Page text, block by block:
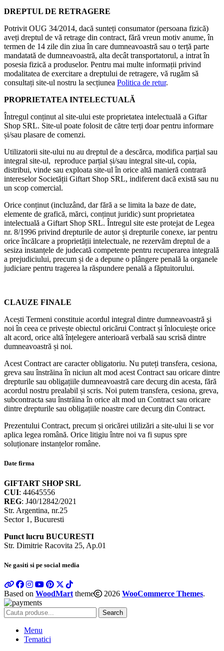
DREPTUL DE RETRAGERE
Potrivit OUG 34/2014, dacă sunteți consumator (persoana fizică)
aveți dreptul de vă retrage din contract, fără vreun motiv anume, în
termen de 14 zile din ziua în care dumneavoastră sau o terță parte
mandatată de dumneavoastră, alta decât transportatorul, a intrat în
posesia fizică a produselor. Pentru mai multe informații privind
modalitatea de exercitare a dreptului de retragere, vă rugăm să
consultați site-ul nostru la secțiunea Politica de retur.
PROPRIETATEA INTELECTUALĂ
Întregul conținut al site-ului este proprietatea intelectuală a Giftar
Shop SRL. Site-ul poate folosit de către terți doar pentru informare
și/sau plasare de comenzi.
Utilizatorii site-ului nu au dreptul de a descărca, modifica parțial sau
integral site-ul, reproduce parțial și/sau integral site-ul, copia,
distribui, vinde sau exploata site-ul în orice altă manieră contrară
intereselor Societății Giftart Shop SRL, indiferent dacă există sau nu
un scop comercial.
Orice conținut (incluzând, dar fără a se limita la baze de date,
elemente de grafică, mărci, conținut juridic) sunt proprietatea
intelectuală a Giftart Shop SRL. Întregul site este protejat de Legea
nr. 8/1996 privind drepturile de autor și drepturile conexe, iar pentru
orice încălcare a proprietății intelectuale, ne rezervăm dreptul de a
sesiza instanțele de judecată competente pentru recuperarea integrală
a prejudiciului, precum și de a depune o plângere penală la organele
judiciare pentru tragerea la răspundere penală a făptuitorului.
CLAUZE FINALE
Acești Termeni constituie acordul integral dintre dumneavoastră şi
noi în ceea ce privește obiectul oricărui Contract și înlocuiește orice
alt acord, orice altă înțelegere anterioară verbală sau scrisă dintre
dumneavoastră și noi.
Acest Contract are caracter obligatoriu. Nu puteți transfera, cesiona,
greva sau înstrăina în niciun alt mod acest Contract sau oricare dintre
drepturile sau obligațiile dumneavoastră care decurg din acesta, fără
acordul nostru prealabil și scris. Noi putem transfera, cesiona, greva,
subcontracta sau înstrăina în orice alt mod un Contract sau oricare
dintre drepturile sau obligațiile noastre care decurg din Contract.
Prezentului Contract, precum și oricărei utilizări a site-ului li se vor
aplica legea română. Orice litigiu între noi va fi supus spre
soluționare instanțelor române.
Date firma
GIFTART SHOP SRL
CUI: 44645556
REG: J40/12842/2021
Str. Argentina, nr.25
Sector 1, Bucuresti
Punct lucru BUCURESTI
Str. Dimitrie Racovita 25, Ap.01
Ne gasiti si pe social media
Based on WoodMart theme 2026 WooCommerce Themes.
Search
Menu
Tematici